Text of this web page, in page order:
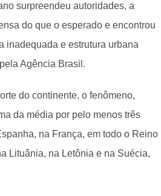
surpreendeu autoridades, a
do que o esperado e encontrou
inadequada e estrutura urbana
Agência Brasil.
do continente, o fenômeno,
da média por pelo menos três
na França, em todo o Reino
Lituânia, na Letônia e na Suécia,